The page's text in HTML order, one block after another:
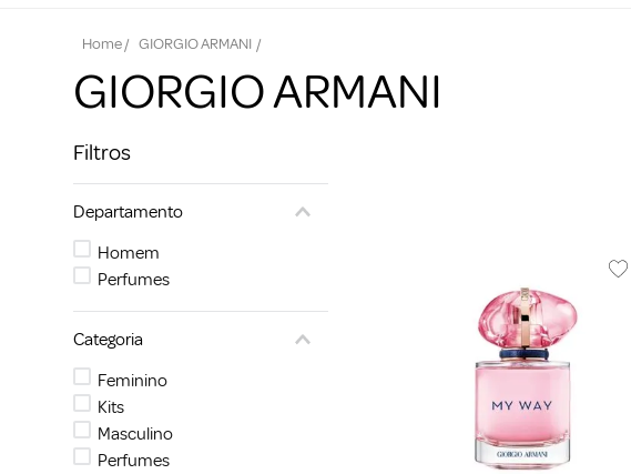
GIORGIO ARMANI
GIORGIO ARMANI
Filtros
Departamento
Homem
Perfumes
Categoria
Feminino
Kits
Masculino
Perfumes